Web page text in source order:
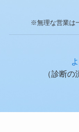
※無理な営業は
（診断